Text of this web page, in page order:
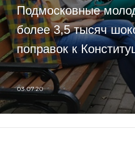
Подмосковные
более 3,5 тысяч
поправок к
03.07.20